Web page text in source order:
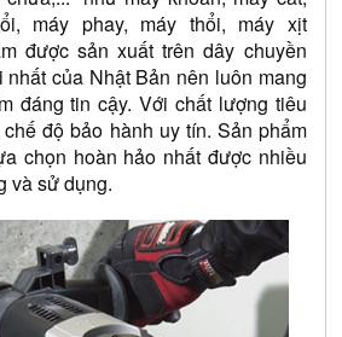
máy phay, máy thổi, máy xịt
được sản xuất trên dây chuyền
của Nhật Bản nên luôn mang
đáng tin cậy. Với chất lượng tiêu
độ bảo hành uy tín. Sản phẩm
chọn hoàn hảo nhất được nhiều
và sử dụng.